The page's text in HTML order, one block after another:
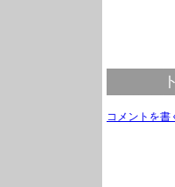
コメントを書